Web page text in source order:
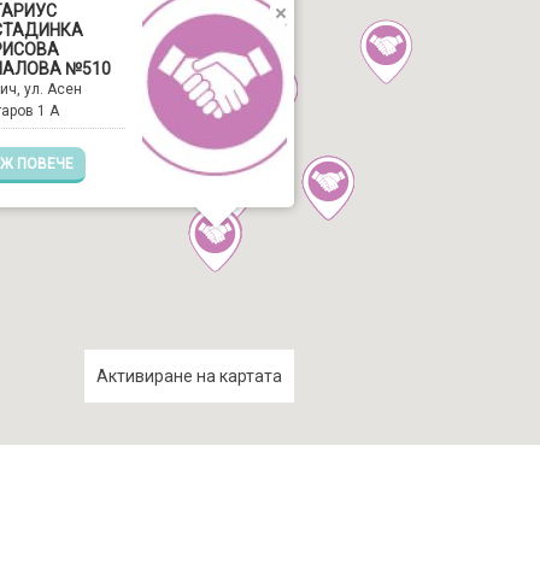
№510
ул. Асен
1 А
ПОВЕЧЕ
Активиране на картата